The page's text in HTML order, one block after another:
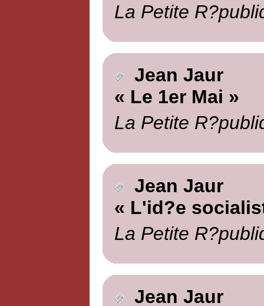
La Petite
Jean Jaur
« Le 1er Mai »
La Petite
Jean Jaur
« L'id?e
La Petite
Jean Jaur